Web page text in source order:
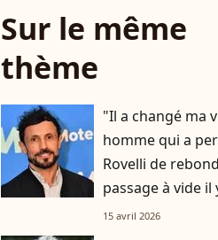
Sur le même
thème
"Il a changé ma
homme qui a
Rovelli de
passage à vide il
15 avril 2026